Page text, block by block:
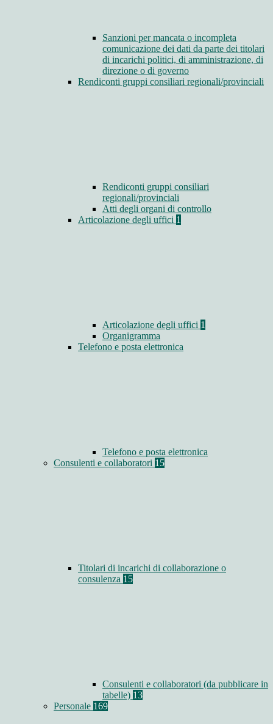
Sanzioni per mancata o incompleta
comunicazione dei dati da parte dei titolari
di incarichi politici, di amministrazione, di
direzione o di governo
Rendiconti gruppi consiliari regionali/provinciali
Rendiconti gruppi consiliari
regionali/provinciali
Atti degli organi di controllo
Articolazione degli uffici 1
Articolazione degli uffici 1
Organigramma
Telefono e posta elettronica
Telefono e posta elettronica
Consulenti e collaboratori 15
Titolari di incarichi di collaborazione o
consulenza 15
Consulenti e collaboratori (da pubblicare in
tabelle) 13
Personale 169